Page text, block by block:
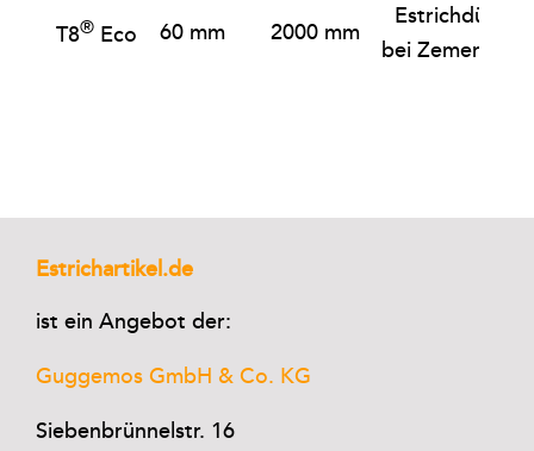
T8®Eco 60 mm 2000 mm
Estrichdübel
bei
Estrichartikel.de
ist ein Angebot der:
Guggemos GmbH & Co. KG
Siebenbrünnelstr. 16